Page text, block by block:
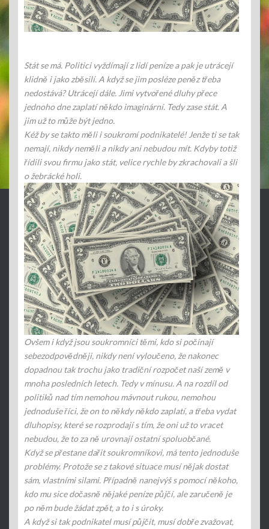
Stát se má. Politici vyždímají z lidí peníze a pak je utrácejí
klidně i jako zběsilí. A když se jim posléze peněz třeba
nedostává? Utrácejí dále. Jimi vytvořené dluhy přece
jednoho dne zaplatí někdo imaginární. Tedy zase stát. A
jim už to může být jedno.
Kéž by se takto měli i soukromí podnikatelé! Jenže ti se tak
nemají, nikdy neměli a nikdy ani nebudou mít. Kdyby totiž
řídili svou firmu jako stát, velice rychle by zkrachovali a šli
o žebrácké holi.
Ovšem i když jsou soukromníci těmi, kdo si počínají
sebezodpovědněji, nikdy není vyloučeno, že nakonec
dopadnou tak trochu jako tradiční rozpočet naší země v
mnoha posledních letech. Tedy v mínusu. A na rozdíl od
politiků nad tím nemohou mávnout rukou, nemohou
jednoduše říci, že on to někdy někdo zaplatí, a třeba vydat
dluhopisy, které se rozprodají s tím, že oni už to vracet
nebudou, že to za ně urovnají ostatní spoluobčané.
Když se přestane dařit soukromníkovi, má tento jednoduše
problémy. Protože se z takové situace musí nějak dostat
sám, vlastními silami. Případně nanejvýš s pomocí někoho,
kdo mu sice dočasně nějaké peníze půjčí, ale zaručeně je
po něm bude žádat zpět, a to i s úroky.
A když si tak podnikatel musí půjčit, musí dobře zvažovat,